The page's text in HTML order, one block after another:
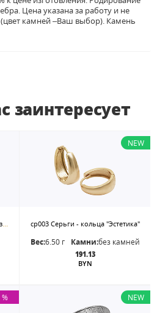
Цена указана за работу и не
камней –Ваш выбор). Камень
заинтересует
Браслет штампованный №12, застежка - карабин. Цена - за 20 см
NEW
ср003 Серьги - кольца "Эстетика"
Вес:6.50 г Камни:без камней
191.13
BYN
% NEW